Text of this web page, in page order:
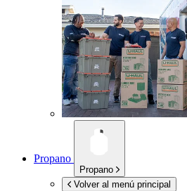
Propano
Propano
Volver al menú principal